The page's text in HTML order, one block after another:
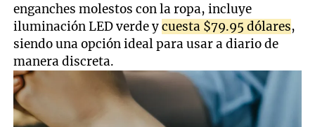
enganches molestos con la ropa, incluye
iluminación LED verde ycuesta $79.95 dólares,
siendo una opción ideal para usar a diario de
manera discreta.